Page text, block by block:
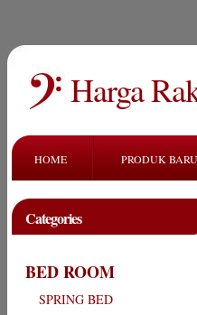
Harga
HOME PRODUK BARU
Categories
BED ROOM
SPRING BED